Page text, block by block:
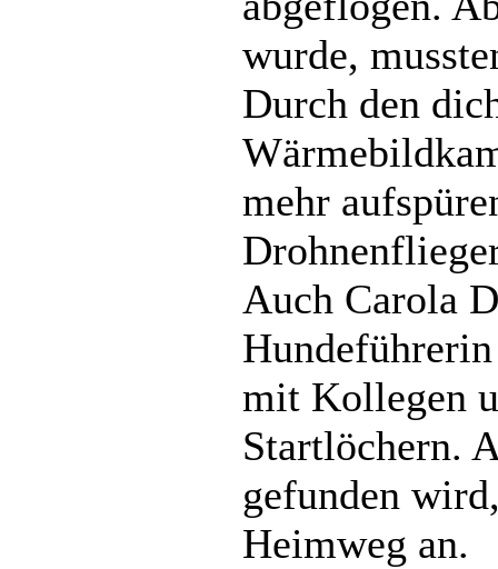
wurde,
Durch den
mehr
Auch Carola
mit Kollegen
Startlöchern.
gefunden
Heimweg an.